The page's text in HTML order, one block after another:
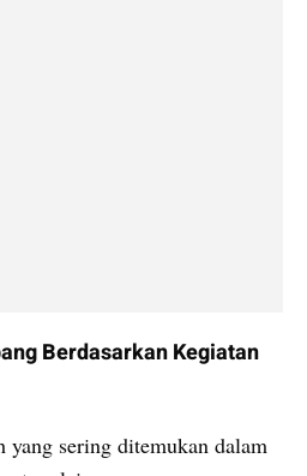
Berdasarkan Kegiatan
yang sering ditemukan dalam